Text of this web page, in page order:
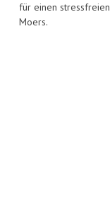
für einen
Moers.